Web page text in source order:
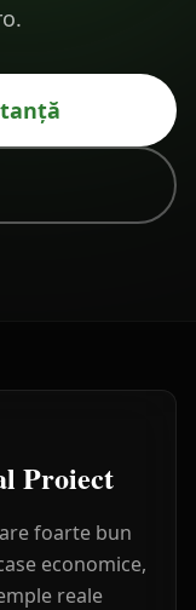
Proiect
foarte bun
economice,
reale